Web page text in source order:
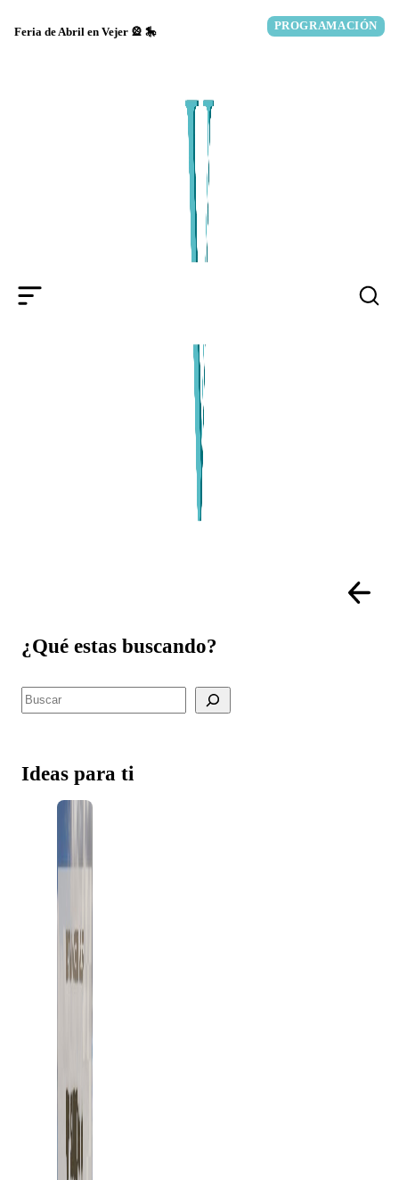
alFeria de Abril en Vejer 🎡 🎠 PROGRAMACIÓN
¿Qué estas buscando?
Buscar
Ideas para ti